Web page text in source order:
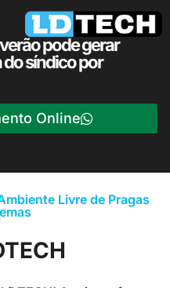
pode gerar
síndico por
Online
Livre de Pragas